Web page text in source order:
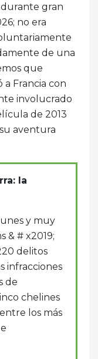
gran
no era
de una
que
a Francia con
involucrado
de 2013
aventura
la
y muy
& # x2019;
delitos
infracciones
de
chelines
los más